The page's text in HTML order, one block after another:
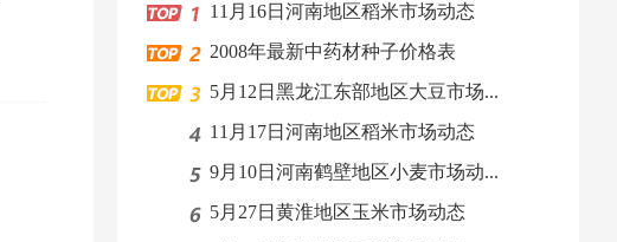
11月16日河南地区稻米市场动态
2008年最新中药材种子价格表
5月12日黑龙江东部地区大豆市场...
11月17日河南地区稻米市场动态
9月10日河南鹤壁地区小麦市场动...
5月27日黄淮地区玉米市场动态